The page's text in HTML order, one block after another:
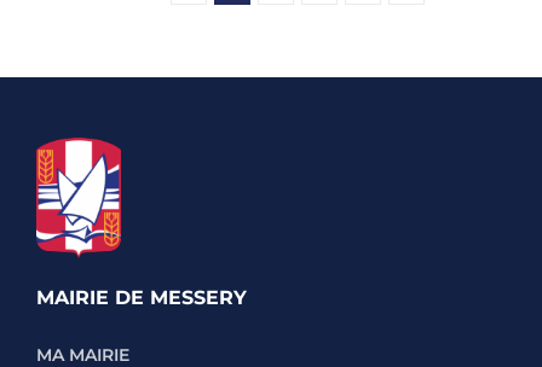
MAIRIE DE MESSERY
MA MAIRIE